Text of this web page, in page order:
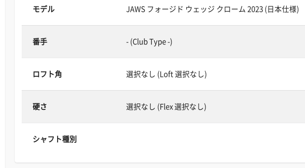
モデル JAWS フォージド ウェッジ クローム 2023 (日本仕様)
番手 - (Club Type -)
ロフト角 選択なし (Loft 選択なし)
硬さ 選択なし (Flex 選択なし)
シャフト種別